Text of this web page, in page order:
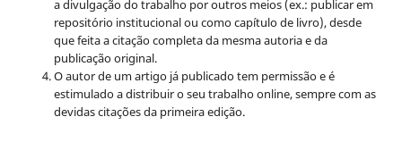
a divulgação do trabalho por outros meios (ex.: publicar em
repositório institucional ou como capítulo de livro), desde
que feita a citação completa da mesma autoria e da
publicação original.
O autor de um artigo já publicado tem permissão e é
estimulado a distribuir o seu trabalho online, sempre com as
devidas citações da primeira edição.